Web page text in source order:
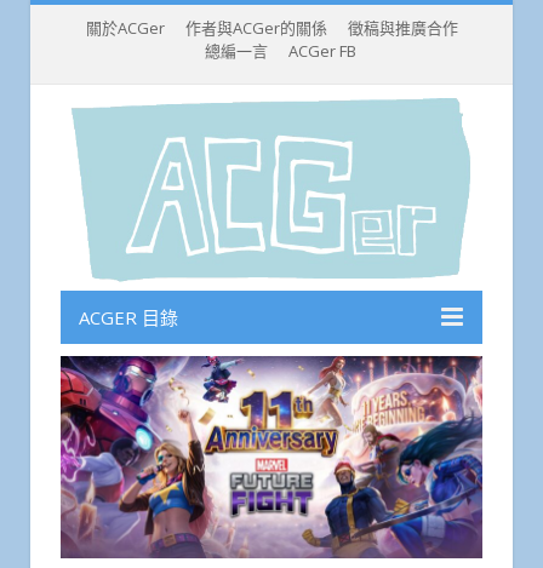
關於ACGer 作者與ACGer的關係
徵稿與推廣合作
總編一言
ACGer FB
ACGER 目錄